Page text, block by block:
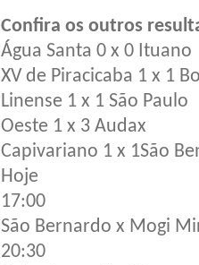
Confira os outros
Água Santa 0 x 0 Ituano
XV de Piracicaba 1 x 1
Linense 1 x 1 São Paulo
Oeste 1 x 3 Audax
Capivariano 1 x 1São
Hoje
17:00
São Bernardo x Mogi
20:30